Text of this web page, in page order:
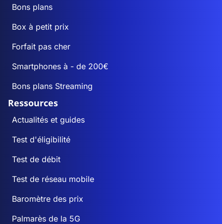
Bons plans
Box à petit prix
Forfait pas cher
Smartphones à - de 200€
Bons plans Streaming
Ressources
Actualités et guides
Test d'éligibilité
Test de débit
Test de réseau mobile
Baromètre des prix
Palmarès de la 5G